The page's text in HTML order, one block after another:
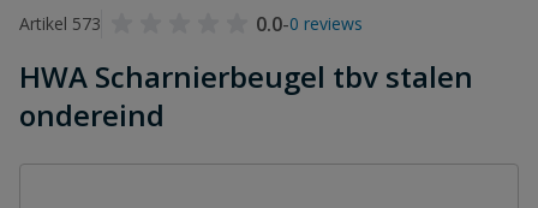
Artikel 573
0.0-0 reviews
HWA Scharnierbeugel tbv stalen
ondereind